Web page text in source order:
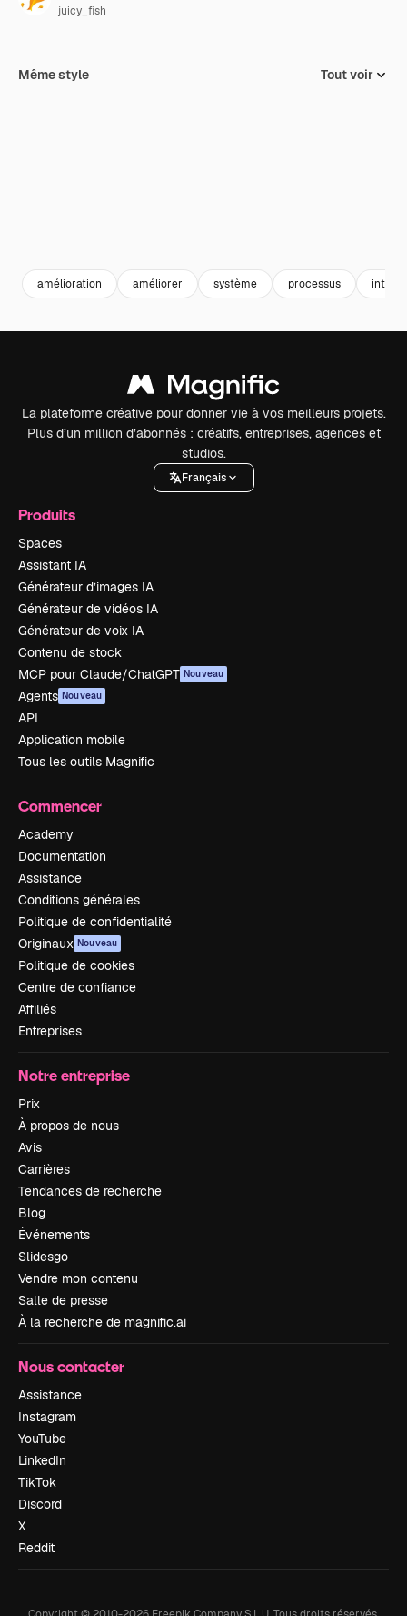
juicy_fish
Même style Tout voir
amélioration améliorer système processus
La plateforme créative pour donner vie à vos meilleurs projets.
Plus d’un million d’abonnés : créatifs, entreprises, agences et
studios.
Français
Produits
Spaces
Assistant IA
Générateur d’images IA
Générateur de vidéos IA
Générateur de voix IA
Contenu de stock
MCP pour Claude/ChatGPT Nouveau
Agents Nouveau
API
Application mobile
Tous les outils Magnific
Commencer
Academy
Documentation
Assistance
Conditions générales
Politique de confidentialité
Originaux Nouveau
Politique de cookies
Centre de confiance
Affiliés
Entreprises
Notre entreprise
Prix
À propos de nous
Avis
Carrières
Tendances de recherche
Blog
Événements
Slidesgo
Vendre mon contenu
Salle de presse
À la recherche de magnific.ai
Nous contacter
Assistance
Instagram
YouTube
LinkedIn
TikTok
Discord
X
Reddit